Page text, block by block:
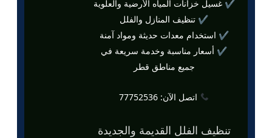
✔ غسيل خزانات المياه الأرضية والعلوية
✔ تنظيف المنازل والفلل
✔ استخدام معدات حديثة ومواد آمنة
✔ أسعار مناسبة وخدمة سريعة في
جميع مناطق قطر
اتصل الآن: 77752536
تنظيف الفلل القديمة والجديدة